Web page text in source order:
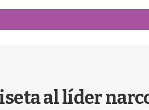
al líder